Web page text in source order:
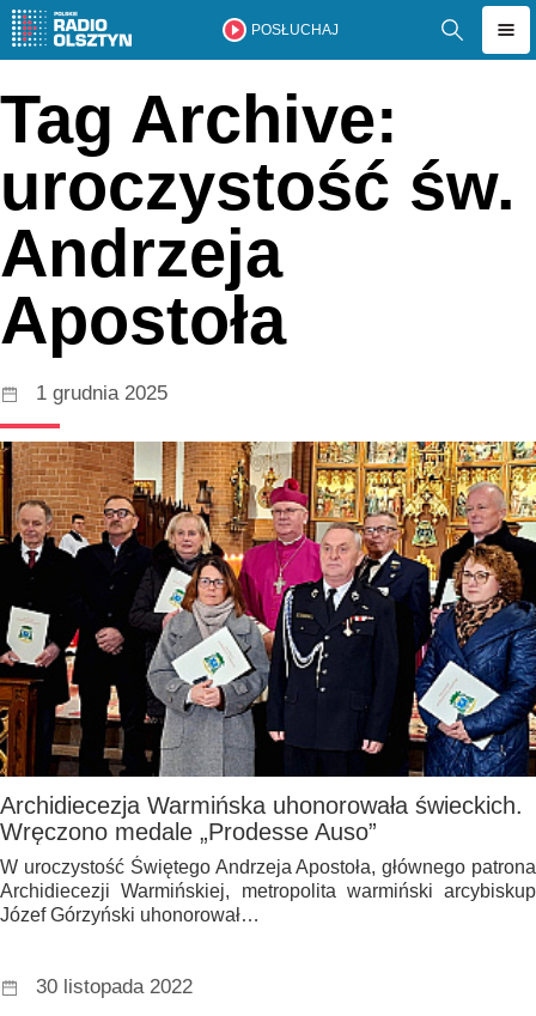
POSŁUCHAJ
Tag Archive:
uroczystość św.
Andrzeja
Apostoła
1 grudnia 2025
Archidiecezja Warmińska uhonorowała świeckich.
Wręczono medale „Prodesse Auso”
W uroczystość Świętego Andrzeja Apostoła, głównego patrona
Archidiecezji Warmińskiej, metropolita warmiński arcybiskup
Józef Górzyński uhonorował…
30 listopada 2022